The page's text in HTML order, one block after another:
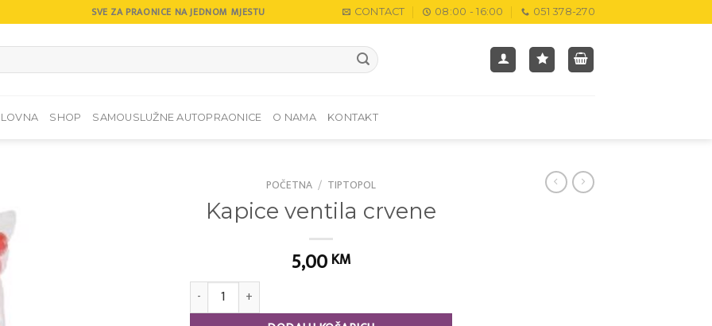
SVE ZA PRAONICE NA JEDNOM MJESTU CONTACT 08:00 - 16:00 051 378-270
SHOP SAMOUSLUŽNE AUTOPRAONICE O NAMA KONTAKT
POČETNA / TIPTOPOL
Kapice ventila crvene
5,00 KM
Kapice ventila crvene količina